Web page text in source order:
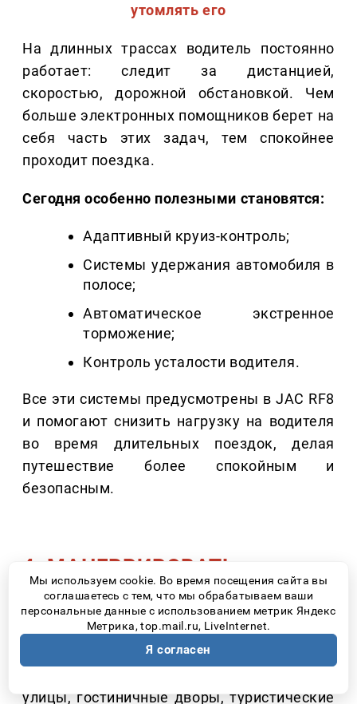
утомлять его
На длинных трассах водитель постоянно
работает: следит за дистанцией,
скоростью, дорожной обстановкой. Чем
больше электронных помощников берет на
себя часть этих задач, тем спокойнее
проходит поездка.
Сегодня особенно полезными становятся:
Адаптивный круиз-контроль;
Системы удержания автомобиля в
полосе;
Автоматическое экстренное
торможение;
Контроль усталости водителя.
Все эти системы предусмотрены в JAC RF8
и помогают снизить нагрузку на водителя
во время длительных поездок, делая
путешествие более спокойным и
безопасным.
4. МАНЕВРИРОВАТЬ
ДОЛЖНО БЫТЬ ЛЕГКО ДАЖЕ
В НЕЗНАКОМОМ ГОРОДЕ
Практически любое большое путешествие
улицы, гостиничные дворы, туристические
Мы используем cookie. Во время посещения сайта вы
соглашаетесь с тем, что мы обрабатываем ваши
персональные данные с использованием метрик Яндекс
Метрика, top.mail.ru, LiveInternet.
Я согласен